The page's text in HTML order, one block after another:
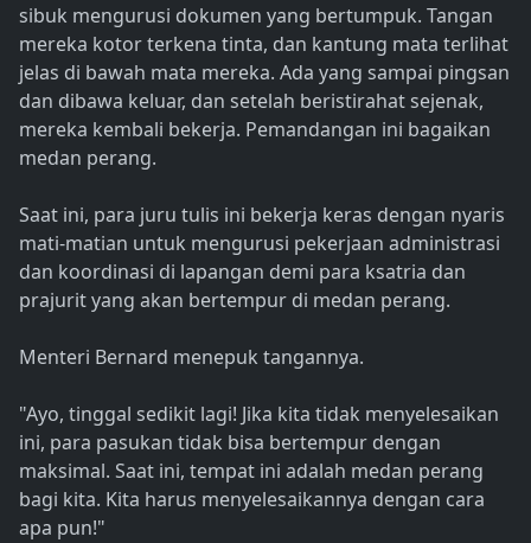
sibuk mengurusi dokumen yang bertumpuk. Tangan
mereka kotor terkena tinta, dan kantung mata terlihat
jelas di bawah mata mereka. Ada yang sampai pingsan
dan dibawa keluar, dan setelah beristirahat sejenak,
mereka kembali bekerja. Pemandangan ini bagaikan
medan perang.
Saat ini, para juru tulis ini bekerja keras dengan nyaris
mati-matian untuk mengurusi pekerjaan administrasi
dan koordinasi di lapangan demi para ksatria dan
prajurit yang akan bertempur di medan perang.
Menteri Bernard menepuk tangannya.
"Ayo, tinggal sedikit lagi! Jika kita tidak menyelesaikan
ini, para pasukan tidak bisa bertempur dengan
maksimal. Saat ini, tempat ini adalah medan perang
bagi kita. Kita harus menyelesaikannya dengan cara
apa pun!"